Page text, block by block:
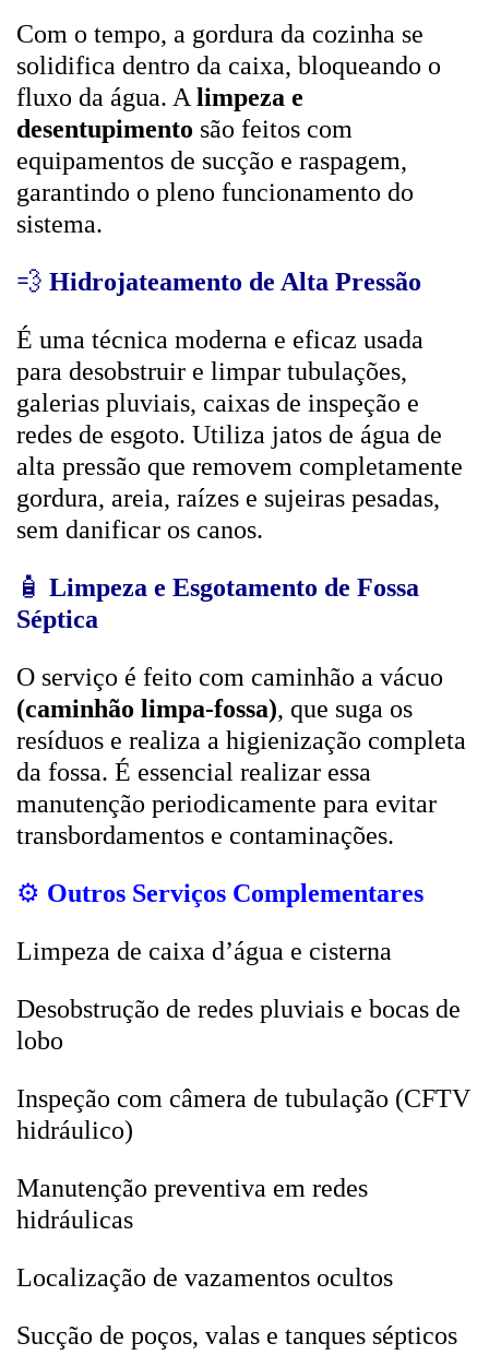
Com o tempo, a gordura da cozinha se
solidifica dentro da caixa, bloqueando o
fluxo da água. A limpeza e
desentupimento são feitos com
equipamentos de sucção e raspagem,
garantindo o pleno funcionamento do
sistema.
💨 Hidrojateamento de Alta Pressão
É uma técnica moderna e eficaz usada
para desobstruir e limpar tubulações,
galerias pluviais, caixas de inspeção e
redes de esgoto. Utiliza jatos de água de
alta pressão que removem completamente
gordura, areia, raízes e sujeiras pesadas,
sem danificar os canos.
🧴 Limpeza e Esgotamento de Fossa
Séptica
O serviço é feito com caminhão a vácuo
(caminhão limpa-fossa), que suga os
resíduos e realiza a higienização completa
da fossa. É essencial realizar essa
manutenção periodicamente para evitar
transbordamentos e contaminações.
⚙️ Outros Serviços Complementares
Limpeza de caixa d’água e cisterna
Desobstrução de redes pluviais e bocas de
lobo
Inspeção com câmera de tubulação (CFTV
hidráulico)
Manutenção preventiva em redes
hidráulicas
Localização de vazamentos ocultos
Sucção de poços, valas e tanques sépticos